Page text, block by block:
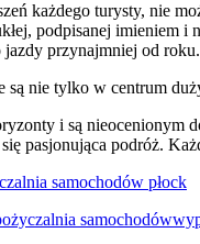
każdego turysty, nie
podpisanej imieniem
jazdy przynajmniej od roku.
nie tylko w centrum
i są
pasjonująca podróż.
samochodów płock
samochodów